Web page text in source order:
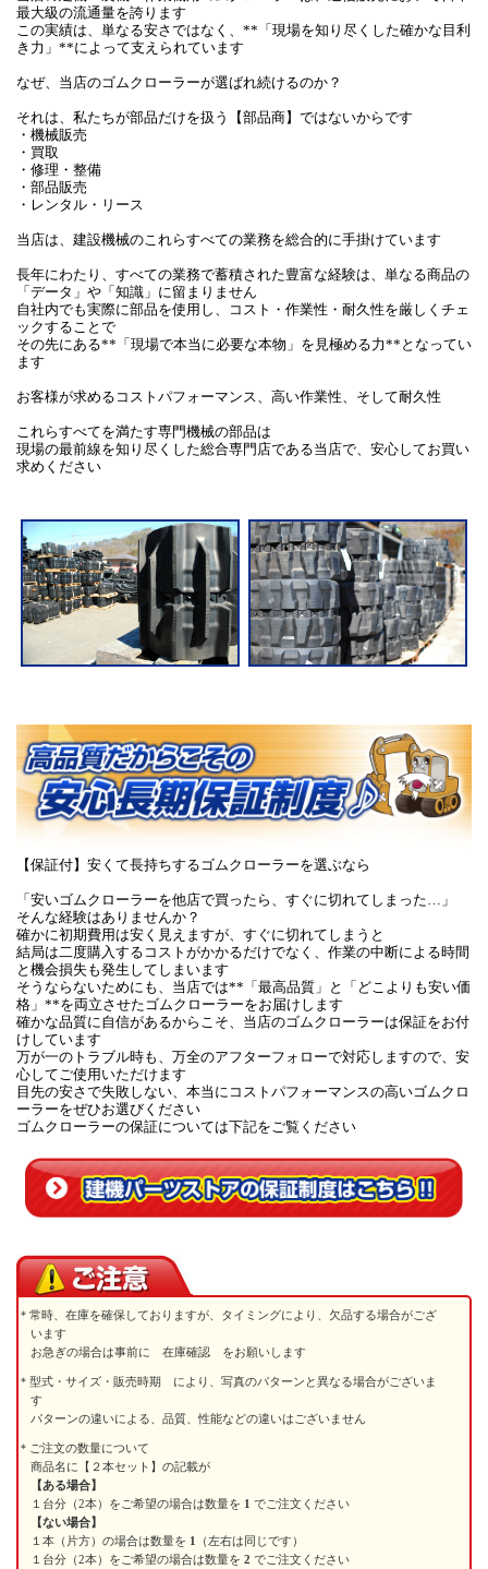
最大級の流通量を誇ります
この実績は、単なる安さではなく、**「現場を知り尽くした確かな目利
き力」**によって支えられています
なぜ、当店のゴムクローラーが選ばれ続けるのか？
それは、私たちが部品だけを扱う【部品商】ではないからです
・機械販売
・買取
・修理・整備
・部品販売
・レンタル・リース
当店は、建設機械のこれらすべての業務を総合的に手掛けています
長年にわたり、すべての業務で蓄積された豊富な経験は、単なる商品の
「データ」や「知識」に留まりません
自社内でも実際に部品を使用し、コスト・作業性・耐久性を厳しくチェ
ックすることで
その先にある**「現場で本当に必要な本物」を見極める力**となってい
ます
お客様が求めるコストパフォーマンス、高い作業性、そして耐久性
これらすべてを満たす専門機械の部品は
現場の最前線を知り尽くした総合専門店である当店で、安心してお買い
求めください
【保証付】安くて長持ちするゴムクローラーを選ぶなら
「安いゴムクローラーを他店で買ったら、すぐに切れてしまった…」
そんな経験はありませんか？
確かに初期費用は安く見えますが、すぐに切れてしまうと
結局は二度購入するコストがかかるだけでなく、作業の中断による時間
と機会損失も発生してしまいます
そうならないためにも、当店では**「最高品質」と「どこよりも安い価
格」**を両立させたゴムクローラーをお届けします
確かな品質に自信があるからこそ、当店のゴムクローラーは保証をお付
けしています
万が一のトラブル時も、万全のアフターフォローで対応しますので、安
心してご使用いただけます
目先の安さで失敗しない、本当にコストパフォーマンスの高いゴムクロ
ーラーをぜひお選びください
ゴムクローラーの保証については下記をご覧ください
常時、在庫を確保しておりますが、タイミングにより、欠品する場合がござ
います
お急ぎの場合は事前に 在庫確認 をお願いします
型式・サイズ・販売時期 により、写真のパターンと異なる場合がございま
す
パターンの違いによる、品質、性能などの違いはございません
ご注文の数量について
商品名に【２本セット】の記載が
【ある場合】
１台分（2本）をご希望の場合は数量を 1 でご注文ください
【ない場合】
１本（片方）の場合は数量を 1
（左右は同じです）
１台分（2本）をご希望の場合は数量を 2 でご注文ください